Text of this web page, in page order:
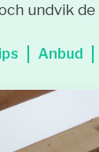
undvik
Anbud